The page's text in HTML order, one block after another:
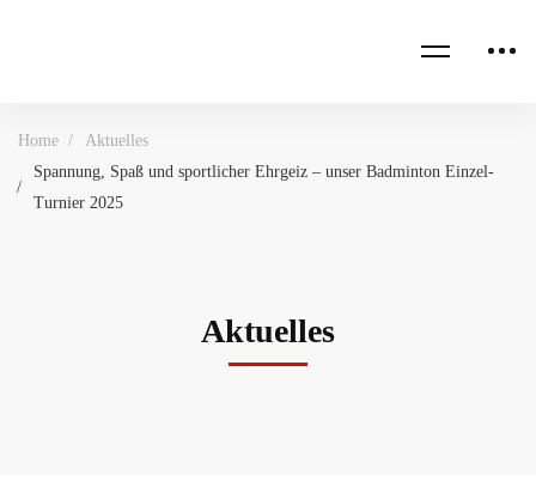
Home
Aktuelles
Spannung, Spaß und sportlicher Ehrgeiz – unser Badminton Einzel-
Turnier 2025
Aktuelles